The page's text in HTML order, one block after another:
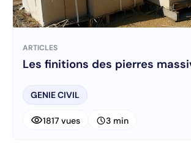
ARTICLES
Les finitions des pierres
GENIE CIVIL
visibility1817 vues schedule3 min